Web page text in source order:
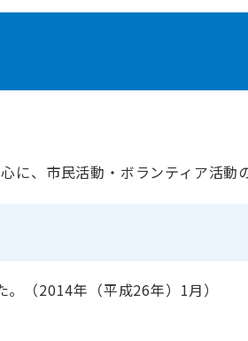
に、市民活動・ボランティア活動
（2014年（平成26年）1月）